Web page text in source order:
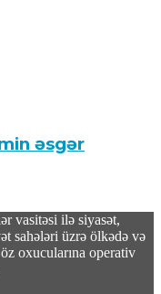
əsgər
vasitəsi ilə siyasət,
sahələri üzrə ölkədə və
oxucularına operativ